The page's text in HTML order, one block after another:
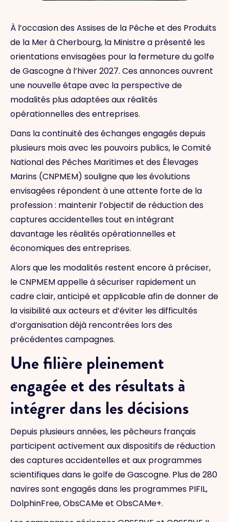
À l’occasion des Assises de la Pêche et des Produits
de la Mer à Cherbourg, la Ministre a présenté les
orientations envisagées pour la fermeture du golfe
de Gascogne à l’hiver 2027. Ces annonces ouvrent
une nouvelle étape avec la perspective de
modalités plus adaptées aux réalités
opérationnelles des entreprises.
Dans la continuité des échanges engagés depuis
plusieurs mois avec les pouvoirs publics, le Comité
National des Pêches Maritimes et des Élevages
Marins (CNPMEM) souligne que les évolutions
envisagées répondent à une attente forte de la
profession : maintenir l’objectif de réduction des
captures accidentelles tout en intégrant
davantage les réalités opérationnelles et
économiques des entreprises.
Alors que les modalités restent encore à préciser,
le CNPMEM appelle à sécuriser rapidement un
cadre clair, anticipé et applicable afin de donner de
la visibilité aux acteurs et d’éviter les difficultés
d’organisation déjà rencontrées lors des
précédentes campagnes.
Une filière pleinement
engagée et des résultats à
intégrer dans les décisions
Depuis plusieurs années, les pêcheurs français
participent activement aux dispositifs de réduction
des captures accidentelles et aux programmes
scientifiques dans le golfe de Gascogne. Plus de 280
navires sont engagés dans les programmes PIFIL,
DolphinFree, ObsCAMe et ObsCAMe+.